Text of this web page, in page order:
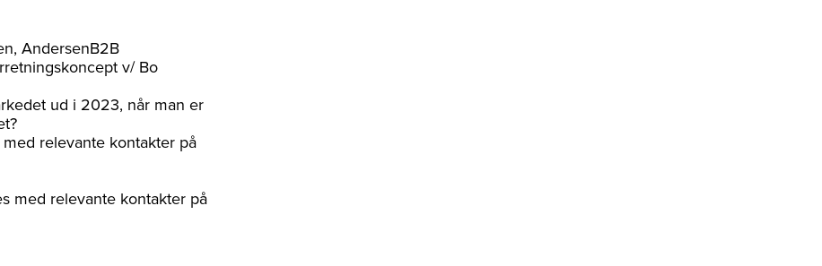
AndersenB2B
v/ Bo
ud i 2023, når man er
relevante kontakter på
med relevante kontakter på